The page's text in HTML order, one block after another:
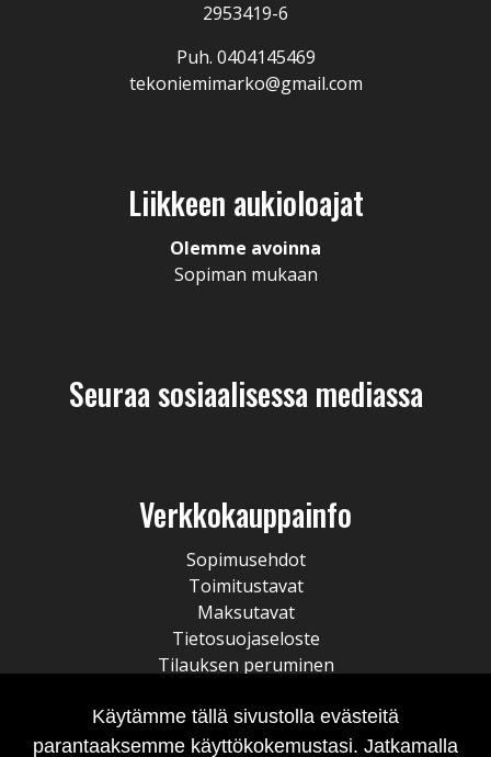
2953419-6
Puh. 0404145469
tekoniemimarko@gmail.com
Liikkeen aukioloajat
Olemme avoinna
Sopiman mukaan
Seuraa sosiaalisessa mediassa
Verkkokauppainfo
Sopimusehdot
Toimitustavat
Maksutavat
Tietosuojaseloste
Tilauksen peruminen
Käytämme tällä sivustolla evästeitä
parantaaksemme käyttökokemustasi. Jatkamalla